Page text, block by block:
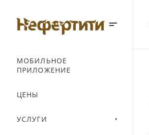
МОБИЛЬНОЕ
ПРИЛОЖЕНИЕ
ЦЕНЫ
УСЛУГИ